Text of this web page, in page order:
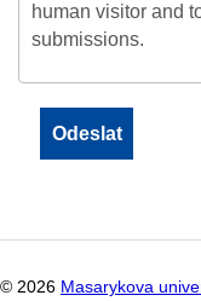
human visitor and
submissions.
© 2026 Masarykova